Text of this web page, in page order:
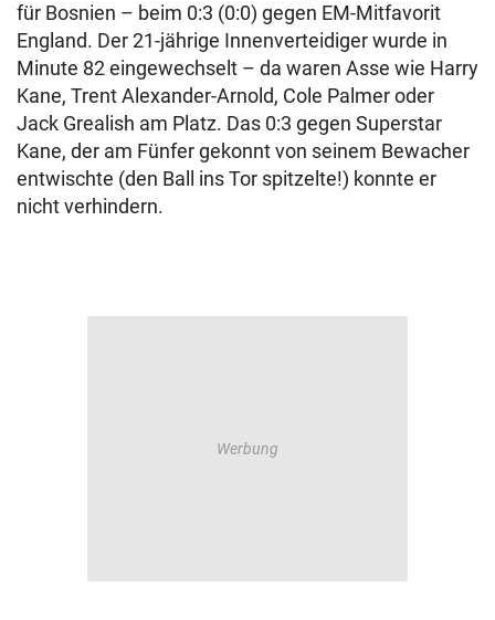
für Bosnien – beim 0:3 (0:0) gegen EM-Mitfavorit
England. Der 21-jährige Innenverteidiger wurde in
Minute 82 eingewechselt – da waren Asse wie Harry
Kane, Trent Alexander-Arnold, Cole Palmer oder
Jack Grealish am Platz. Das 0:3 gegen Superstar
Kane, der am Fünfer gekonnt von seinem Bewacher
entwischte (den Ball ins Tor spitzelte!) konnte er
nicht verhindern.